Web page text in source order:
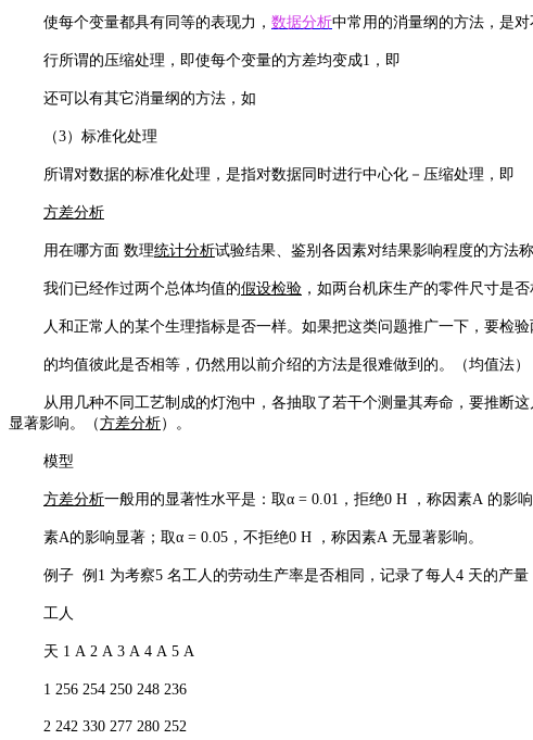
使每个变量都具有同等的表现力， 数据分析中常用的消量纲的方法，是
行所谓的压缩处理，即使每个变量的方差均变成1，即
还可以有其它消量纲的方法，如
（3）标准化处理
所谓对数据的标准化处理，是指对数据同时进行中心化－压缩处理，即
方差分析
用在哪方面 数理统计分析试验结果、鉴别各因素对结果影响程度的方法
我们已经作过两个总体均值的假设检验 ，如两台机床生产的零件尺寸是
人和正常人的某个生理指标是否一样。如果把这类问题推广一下，要检
的均值彼此是否相等，仍然用以前介绍的方法是很难做到的。（均值法）
从用几种不同工艺制成的灯泡中，各抽取了若干个测量其寿命，要推断
显著影响。（方差分析）。
模型
方差分析一般用的显著性水平是：取α = 0.01，拒绝0 H ，称因素A 的影
素A的影响显著；取α = 0.05，不拒绝0 H ，称因素A 无显著影响。
例子 例1 为考察5 名工人的劳动生产率是否相同，记录了每人4 天的产
工人
天 1 A 2 A 3 A 4 A 5 A
1 256 254 250 248 236
2 242 330 277 280 252